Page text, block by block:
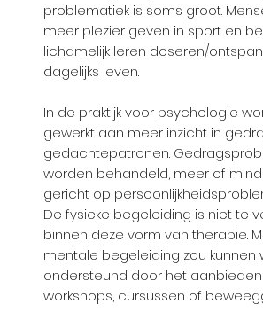
problematiek is soms groot.
meer plezier geven in sport en
lichamelijk leren doseren/
dagelijks leven.
In de praktijk voor psychologie
gewerkt aan meer inzicht in
gedachtepatronen.
worden behandeld, meer of
gericht op
De fysieke begeleiding is niet te
binnen deze vorm van therapie.
mentale begeleiding zou kunnen
ondersteund door het
workshops, cursussen of